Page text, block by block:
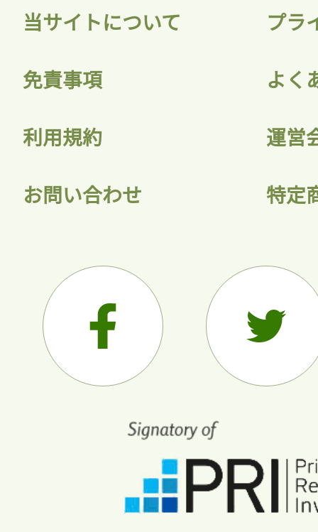
当サイトについて プラ
免責事項 よく
利用規約 運営
お問い合わせ 特定